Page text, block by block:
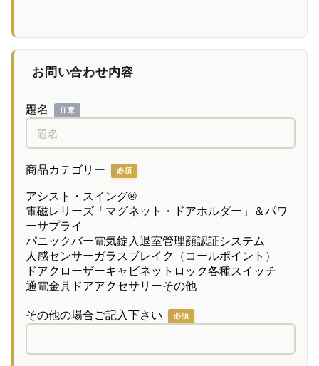
お問い合わせ内容
題名 任意
商品カテゴリー 必須
アシスト・スイング®
電磁レリーズ「マグネット・ドアホルダー」＆パワ
ーサプライ
パニックバー電気錠 入退室管理顔認証システム
人感センサーガラスブレイク（コールポイント）
ドアクローザーキャビネットロック各種スイッチ
通電金具 ドアアクセサリーその他
その他の場合ご記入下さい 必須